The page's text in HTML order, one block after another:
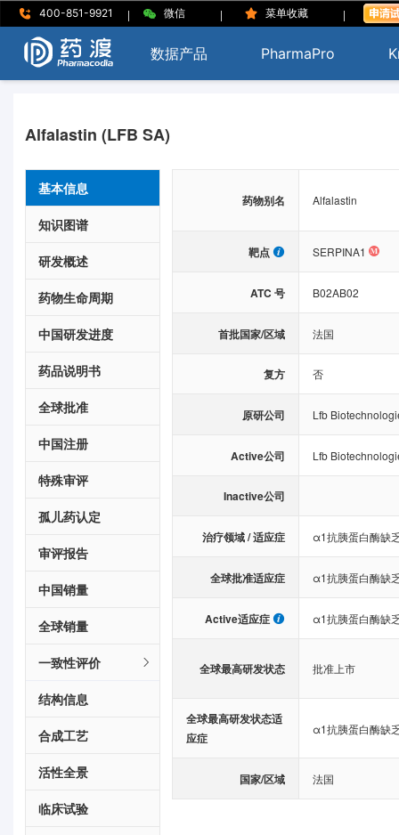
400-851-9921 | 微信 | 菜单收藏 |
数据产品 PharmaPro
Alfalastin (LFB SA)
基本信息
知识图谱
研发概述
药物生命周期
中国研发进度
药品说明书
全球批准
中国注册
特殊审评
孤儿药认定
审评报告
中国销量
全球销量
一致性评价
结构信息
合成工艺
活性全景
临床试验
药物别名 Alfalastin
靶点 SERPINA1
ATC 号 B02AB02
首批国家/区域 法国
复方 否
原研公司 Lfb
Active公司 Lfb
Inactive公司
治疗领域 / 适应症 α1抗胰蛋白酶缺
全球批准适应症 α1抗胰蛋白酶缺
Active适应症 α1抗胰蛋白酶缺
全球最高研发状态 批准上市
全球最高研发状态适
应症
α1抗胰蛋白酶缺
国家/区域 法国